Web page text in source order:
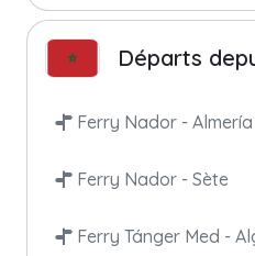
Départs
Ferry Nador - Almería
Ferry Nador - Sète
Ferry Tánger Med -